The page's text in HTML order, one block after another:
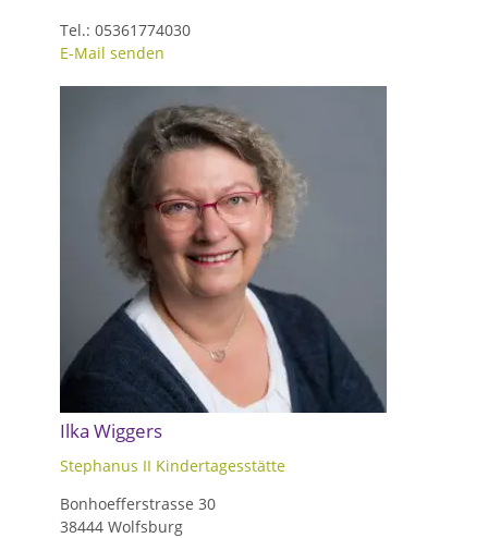
Tel.: 05361774030
E-Mail senden
Ilka Wiggers
Stephanus II Kindertagesstätte
Bonhoefferstrasse 30
38444 Wolfsburg